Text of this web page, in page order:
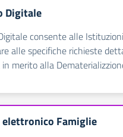
Digitale
consente alle
alle specifiche richieste
merito alla
Famiglie